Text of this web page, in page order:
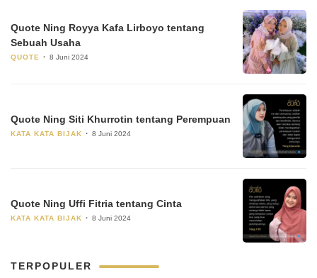
Quote Ning Royya Kafa Lirboyo tentang
Sebuah Usaha
QUOTE 8 Juni 2024
Quote Ning Siti Khurrotin tentang Perempuan
KATA KATA BIJAK 8 Juni 2024
Quote Ning Uffi Fitria tentang Cinta
KATA KATA BIJAK 8 Juni 2024
TERPOPULER